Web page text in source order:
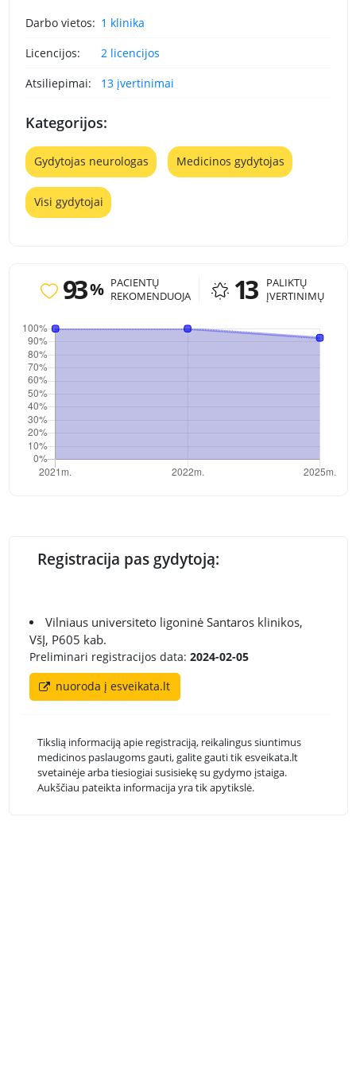
Darbo vietos: 1 klinika
Licencijos:
2 licencijos
Atsiliepimai:
13 įvertinimai
Kategorijos:
Gydytojas neurologas Medicinos gydytojas
Visi gydytojai
93 % PACIENTŲ
REKOMENDUOJA
13
PALIKTŲ
ĮVERTINIMŲ
Registracija pas gydytoją:
Vilniaus universiteto ligoninė Santaros klinikos,
VšĮ, P605 kab.
Preliminari registracijos data: 2024-02-05
nuoroda į esveikata.lt
Tikslią informaciją apie registraciją, reikalingus siuntimus
medicinos paslaugoms gauti, galite gauti tik esveikata.lt
svetainėje arba tiesiogiai susisiekę su gydymo įstaiga.
Aukščiau pateikta informacija yra tik apytikslė.